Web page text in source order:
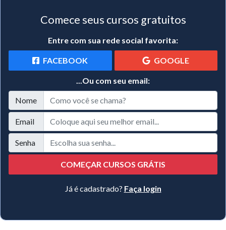
Comece seus cursos gratuitos
Entre com sua rede social favorita:
FACEBOOK GOOGLE
...Ou com seu email:
Nome
Email
Senha
COMEÇAR CURSOS GRÁTIS
Já é cadastrado? Faça login